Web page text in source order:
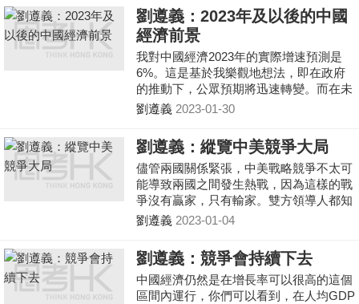
劉遵義：2023年及以後的中國
經濟前景
我對中國經濟2023年的實際增速預測是
6%。這是基於我樂觀地想法，即在政府
的推動下，公眾預期將迅速轉變。而在未
來十年，中國經濟年均實際增速很可能介
劉遵義 2023-01-30
劉遵義：縱覽中美競爭大局
儘管兩國關係緊張，中美戰略競爭不太可
能導致兩國之間發生熱戰，因為這樣的戰
爭沒有贏家，只有輸家。雙方領導人都知
道這一點。 待美國意識到阻止中國崛起
成威脅。屆時兩國關係或許能夠緩和。
劉遵義 2023-01-04
劉遵義：競爭會持續下去
中國經濟仍然是在增長率可以很高的這個
區間內運行，你們可以看到，在人均GDP